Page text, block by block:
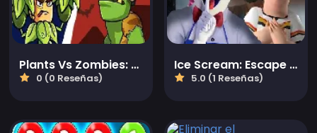
Plants Vs Zombies: Defensa de Fusión
0 (0 Reseñas)
Ice Scream: Escape del Terror
5.0 (1 Reseñas)